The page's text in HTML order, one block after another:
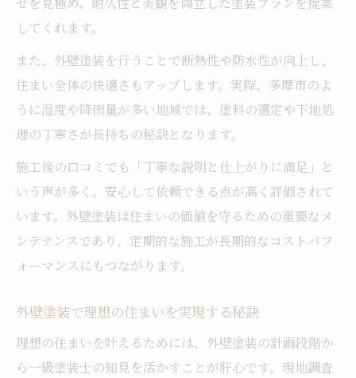
してくれます。
また、外壁塗装を行うことで断熱性や防水性が向上し、
住まい全体の快適さもアップします。実際、多摩市のよ
うに湿度や降雨量が多い地域では、塗料の選定や下地処
理の丁寧さが長持ちの秘訣となります。
施工後の口コミでも「丁寧な説明と仕上がりに満足」と
いう声が多く、安心して依頼できる点が高く評価されて
います。外壁塗装は住まいの価値を守るための重要なメ
ンテナンスであり、定期的な施工が長期的なコストパフ
ォーマンスにもつながります。
外壁塗装で理想の住まいを実現する秘訣
理想の住まいを叶えるためには、外壁塗装の計画段階か
ら一級塗装士の知見を活かすことが肝心です。現地調査